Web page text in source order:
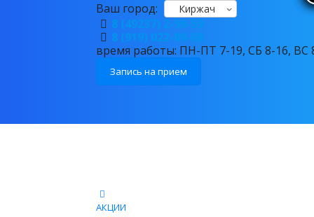
Ваш город: Киржач
8 (49237) 2-99-59
8 (919) 022-89-68
время работы: ПН-ПТ 7-19, СБ 8-16, ВС
Запись на прием
АКЦИИ